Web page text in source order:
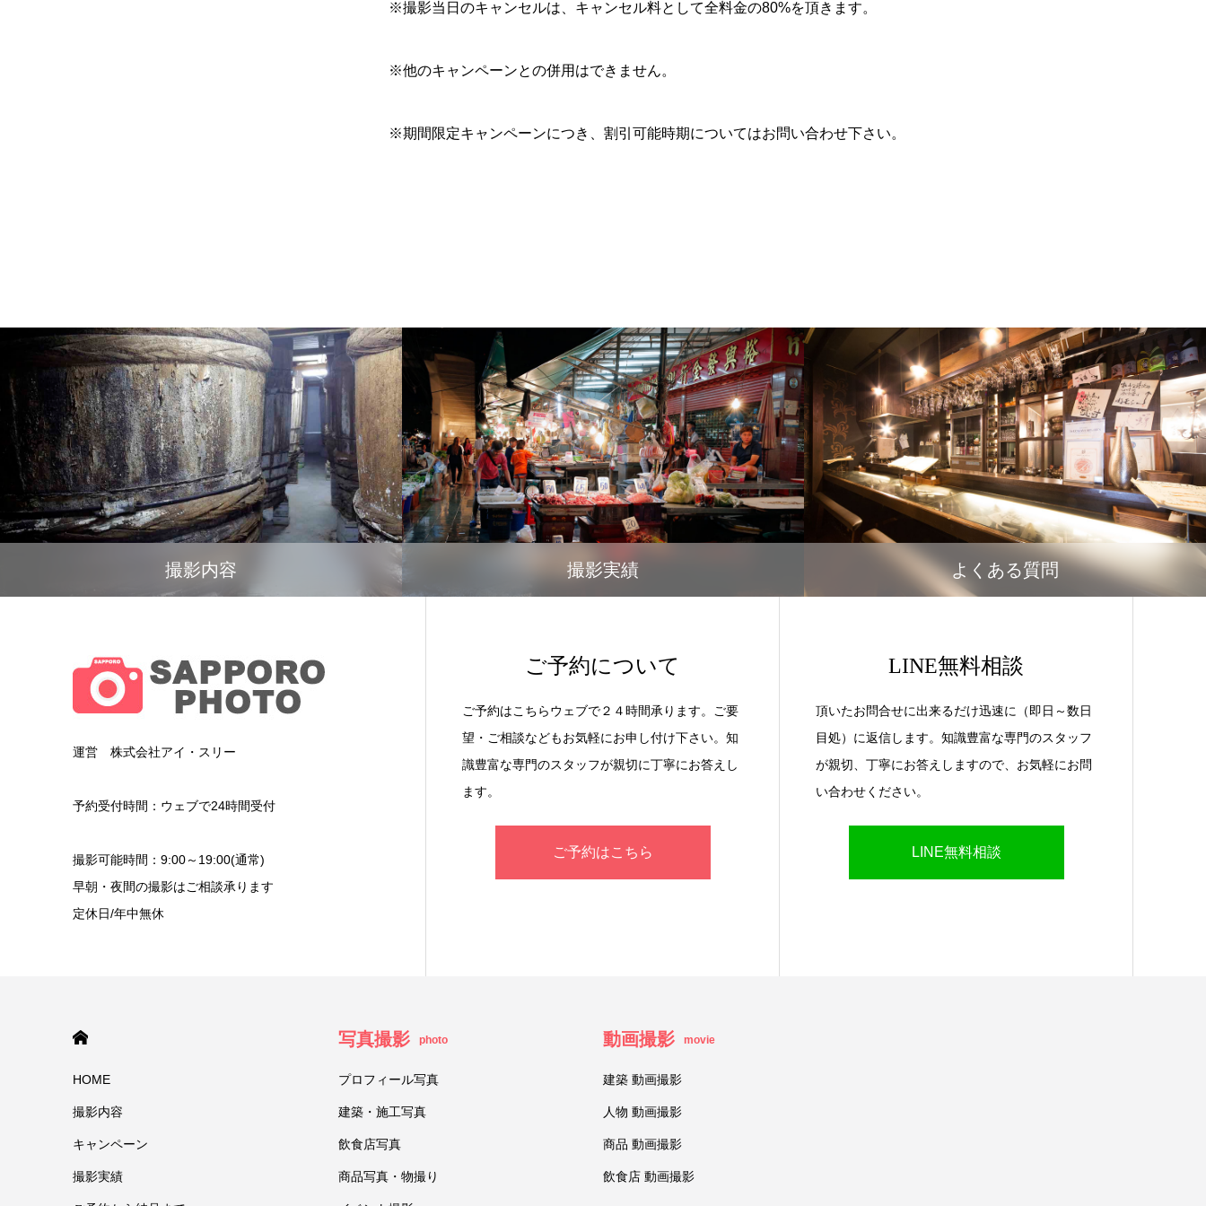
※撮影当日のキャンセルは、キャンセル料として全料金の80%を頂きます。
※他のキャンペーンとの併用はできません。
※期間限定キャンペーンにつき、割引可能時期についてはお問い合わせ下さい。
撮影内容 撮影実績 よくある質問
運営 株式会社アイ・スリー
予約受付時間：ウェブで24時間受付
撮影可能時間：9:00～19:00(通常)
早朝・夜間の撮影はご相談承ります
定休日/年中無休
ご予約について
ご予約はこちらウェブで２４時間承ります。ご要
望・ご相談などもお気軽にお申し付け下さい。知
識豊富な専門のスタッフが親切に丁寧にお答えし
ます。
ご予約はこちら
LINE無料相談
頂いたお問合せに出来るだけ迅速に（即日～数日
目処）に返信します。知識豊富な専門のスタッフ
が親切、丁寧にお答えしますので、お気軽にお問
い合わせください。
LINE無料相談
HOME
撮影内容
キャンペーン
撮影実績
写真撮影 photo
プロフィール写真
建築・施工写真
飲食店写真
商品写真・物撮り
動画撮影 movie
建築 動画撮影
人物 動画撮影
商品 動画撮影
飲食店 動画撮影